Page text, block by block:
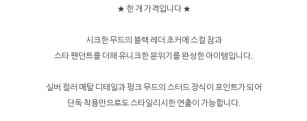
★ 한 개 가격입니다 ★
시크한 무드의 블랙 레더 초커에 스컬 참과
스타 팬던트를 더해 유니크한 분위기를 완성한 아이템입니다.
실버 컬러 메탈 디테일과 펑크 무드의 스터드 장식이 포인트가 되어
단독 착용만으로도 스타일리시한 연출이 가능합니다.